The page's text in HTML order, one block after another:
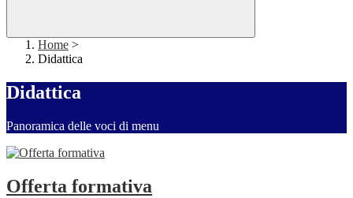
Home >
Didattica
Didattica
Panoramica delle voci di menu
Offerta formativa